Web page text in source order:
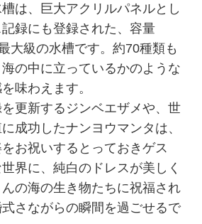
槽は、巨大アクリルパネルとし
録にも登録された、容量
大級の水槽です。約70種類も
の中に立っているかのような
味わえます。
更新するジンベエザメや、世
成功したナンヨウマンタは、
お祝いするとっておきゲス
界に、純白のドレスが美しく
の海の生き物たちに祝福され
さながらの瞬間を過ごせるで